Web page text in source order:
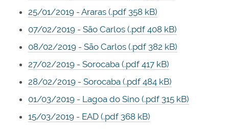
25/01/2019 - Araras (.pdf 358 kB)
07/02/2019 - São Carlos (.pdf 408 kB)
08/02/2019 - São Carlos (.pdf 382 kB)
27/02/2019 - Sorocaba (.pdf 417 kB)
28/02/2019 - Sorocaba (.pdf 484 kB)
01/03/2019 - Lagoa do Sino (.pdf 315 kB)
15/03/2019 - EAD (.pdf 368 kB)